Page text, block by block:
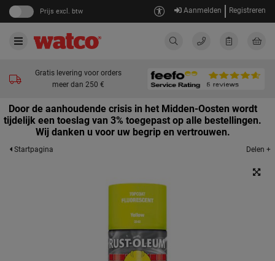
Prijs excl. btw Aanmelden Registreren
Gratis levering voor orders
meer dan 250 €
Door de aanhoudende crisis in het Midden-Oosten wordt
tijdelijk een toeslag van 3% toegepast op alle bestellingen.
Wij danken u voor uw begrip en vertrouwen.
Startpagina Delen +